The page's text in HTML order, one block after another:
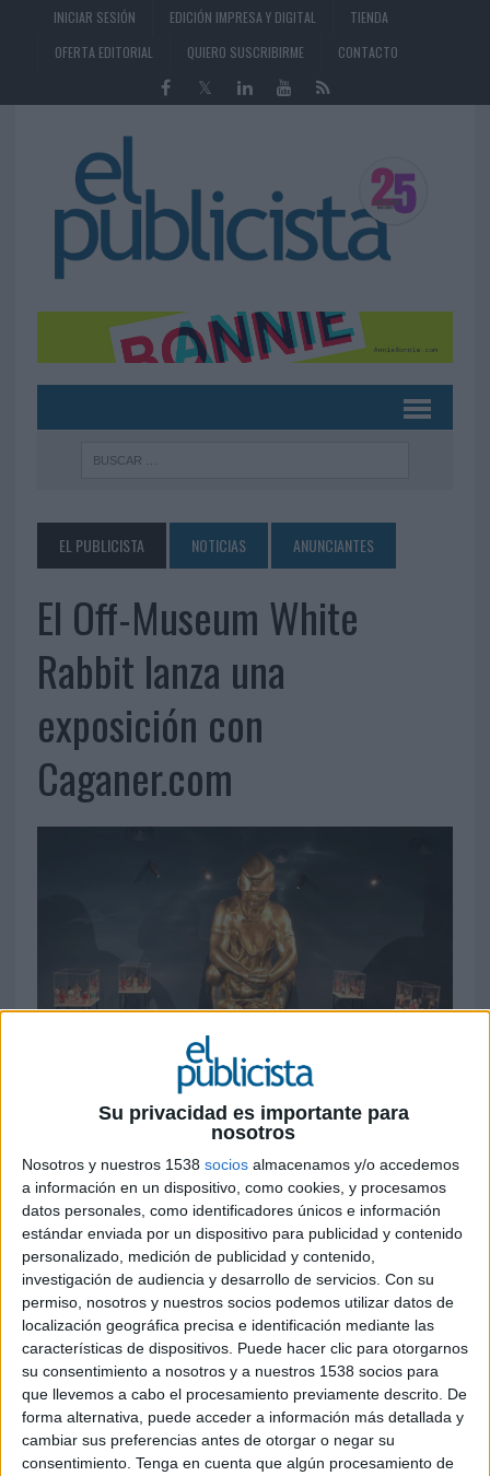
Su privacidad es importante para
nosotros
Nosotros y nuestros 1538 socios almacenamos y/o accedemos
a información en un dispositivo, como cookies, y procesamos
datos personales, como identificadores únicos e información
estándar enviada por un dispositivo para publicidad y contenido
personalizado, medición de publicidad y contenido,
investigación de audiencia y desarrollo de servicios. Con su
permiso, nosotros y nuestros socios podemos utilizar datos de
localización geográfica precisa e identificación mediante las
características de dispositivos. Puede hacer clic para otorgarnos
su consentimiento a nosotros y a nuestros 1538 socios para
que llevemos a cabo el procesamiento previamente descrito. De
forma alternativa, puede acceder a información más detallada y
cambiar sus preferencias antes de otorgar o negar su
consentimiento. Tenga en cuenta que algún procesamiento de
INICIAR SESIÓN EDICIÓN IMPRESA Y DIGITAL
TIENDA
OFERTA EDITORIAL
QUIERO SUSCRIBIRME CONTACTO
EL PUBLICISTA NOTICIAS ANUNCIANTES
El Off-Museum White
Rabbit lanza una
exposición con
Caganer.com
La exposición es una selección de caganers
exclusiva que estará disponible hasta el 6 de
enero en el museo, que cuenta con un
enorme caganer de dos metros en la puerta
El museo de cultura catalanaWhite Rabbit -
“The Off-Museum”presenta una exposición de
Navidad en colaboración conCaganer.com , la
icónica firma conocida por sus figuras de
caganers de todo tipo que combinan tradición y
humor.